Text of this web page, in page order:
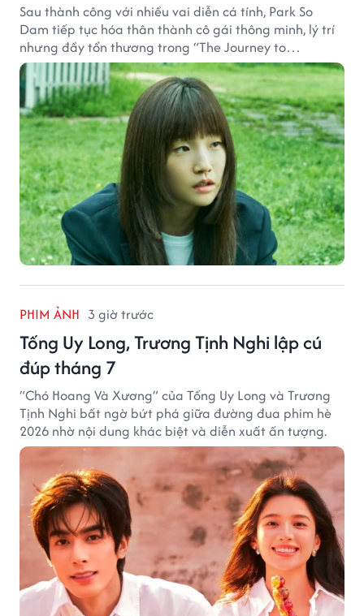
Sau thành công với nhiều vai diễn cá tính, Park So
Dam tiếp tục hóa thân thành cô gái thông minh, lý trí
nhưng đầy tổn thương trong “The Journey to
Gyeongju”.
PHIM ẢNH 3 giờ trước
Tống Uy Long, Trương Tịnh Nghi lập cú
đúp tháng 7
“Chó Hoang Và Xương” của Tống Uy Long và Trương
Tịnh Nghi bất ngờ bứt phá giữa đường đua phim hè
2026 nhờ nội dung khác biệt và diễn xuất ấn tượng.